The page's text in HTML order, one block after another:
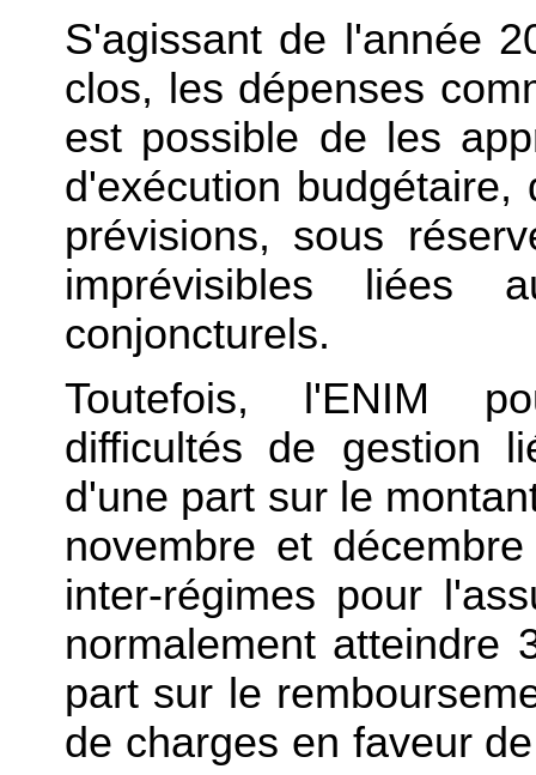
S'agissant de l'année
clos, les dépenses
est possible de les
d'exécution
prévisions, sous
imprévisibles liées
conjoncturels.
Toutefois, l'ENIM
difficultés de gestion
d'une part sur le
novembre et
inter-régimes pour
normalement atteindre
part sur le
de charges en faveur